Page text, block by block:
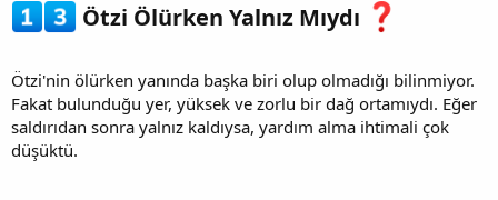
Ötzi Ölürken Yalnız Mıydı
Ötzi'nin ölürken yanında başka biri olup olmadığı bilinmiyor.
Fakat bulunduğu yer, yüksek ve zorlu bir dağ ortamıydı. Eğer
saldırıdan sonra yalnız kaldıysa, yardım alma ihtimali çok
düşüktü.